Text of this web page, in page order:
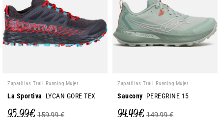
Zapatillas Trail Running Mujer
La Sportiva LYCAN GORE TEX
95,99 € 159,99 €
Zapatillas Trail Running Mujer
Saucony PEREGRINE 15
94,49 € 149,99 €